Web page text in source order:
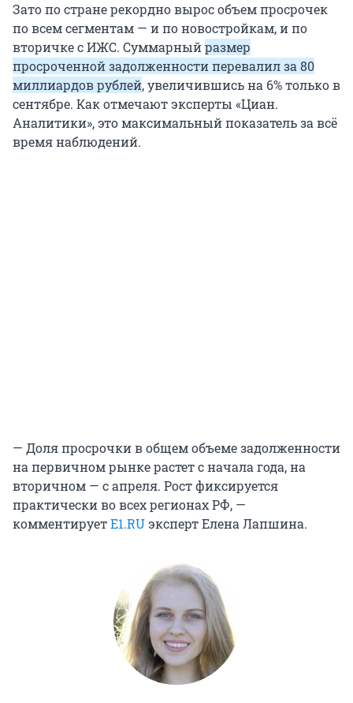
Зато по стране рекордно вырос объем просрочек
по всем сегментам — и по новостройкам, и по
вторичке с ИЖС. Суммарныйразмер
просроченной задолженности перевалил за 80
миллиардов рублей, увеличившись на 6% только в
сентябре. Как отмечают эксперты «Циан.
Аналитики», это максимальный показатель за всё
время наблюдений.
— Доля просрочки в общем объеме задолженности
на первичном рынке растет с начала года, на
вторичном — с апреля. Рост фиксируется
практически во всех регионах РФ, —
комментируетE1.RUэксперт Елена Лапшина.